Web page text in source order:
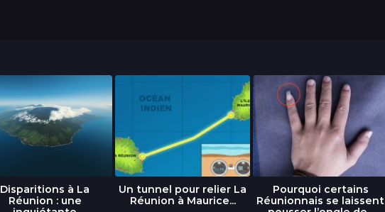
Disparitions à La
Réunion : une
Un tunnel pour relier La
Réunion à Maurice...
Pourquoi certains
Réunionnais se laissent